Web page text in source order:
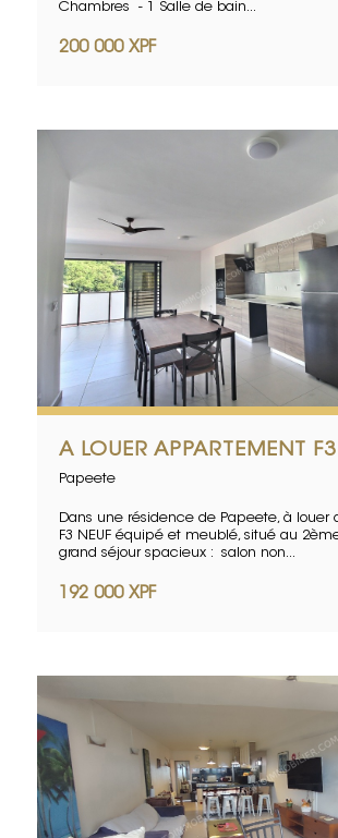
Chambres - 1 Salle de bain...
200 000 XPF
A LOUER APPARTEMENT F3
Papeete
Dans une résidence de Papeete, à louer
F3 NEUF équipé et meublé, situé au
grand séjour spacieux : salon non...
192 000 XPF